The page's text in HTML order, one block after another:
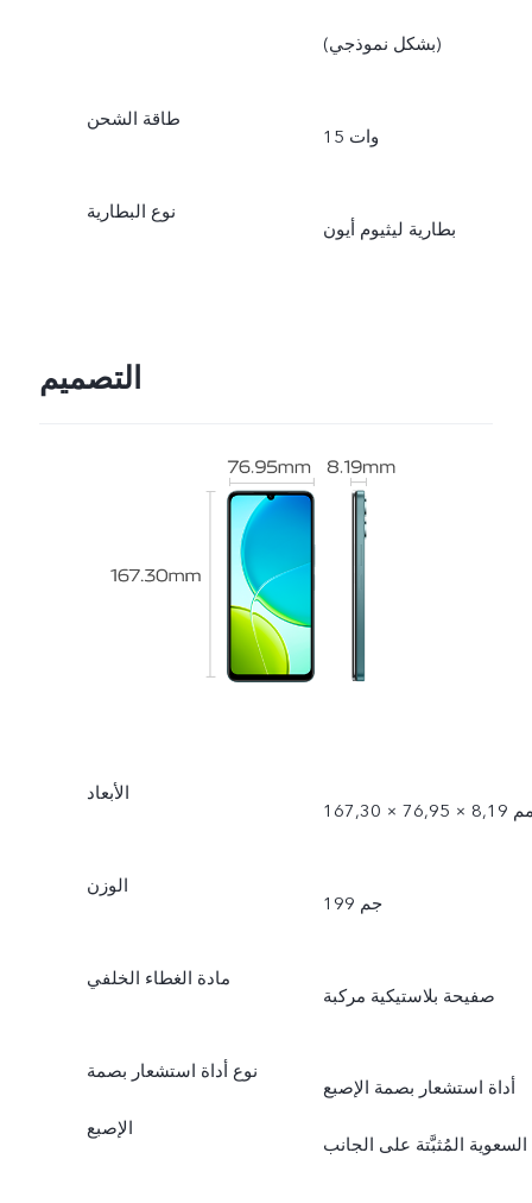
(بشكل نموذجي)
طاقة الشحن
15 وات
نوع البطارية
بطارية ليثيوم أيون
التصميم
الأبعاد
76,95 × 8,19 مم
الوزن
199 جم
مادة الغطاء الخلفي
صفيحة بلاستيكية مركبة
نوع أداة استشعار بصمة
الإصبع
أداة استشعار بصمة الإصبع
السعوية المُثبَّتة على الجانب